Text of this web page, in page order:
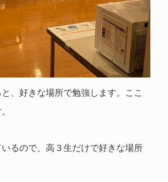
、好きな場所で勉強します。ここ
るので、高３生だけで好きな場所